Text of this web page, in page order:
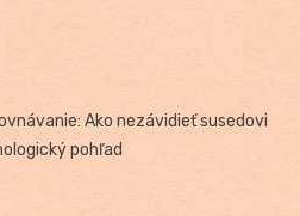
Ako nezávidieť susedovi
pohľad